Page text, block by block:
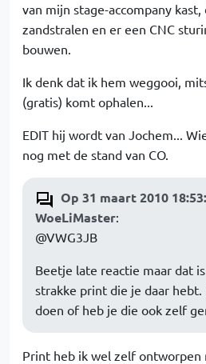
van mijn stage-accompany
zandstralen en er een CNC
bouwen.
Ik denk dat ik hem weggooi,
(gratis) komt ophalen...
EDIT hij wordt van Jochem...
nog met de stand van CO.
Op 31 maart 2010
WoeLiMaster:
@VWG3JB
Beetje late reactie maar dat
strakke print die je daar hebt.
doen of heb je die ook zelf
Print heb ik wel zelf